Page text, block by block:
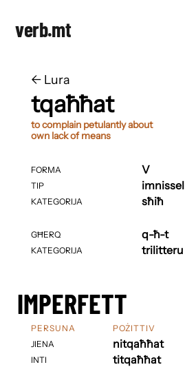
verb.mt
← ​​Lura
tqaħħat
to complain petulantly about
own lack of means
FORMA
TIP
KATEGORIJA
GĦERQ
KATEGORIJA
V
imnissel
sħiħ
q-ħ-t
trilitteru
IMPERFETT
PERSUNA
JIENA
INTI
POŻITTIV
nitqaħħat
titqaħħat